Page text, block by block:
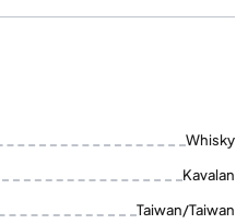
Whisky
Kavalan
Taiwan/Taiwan